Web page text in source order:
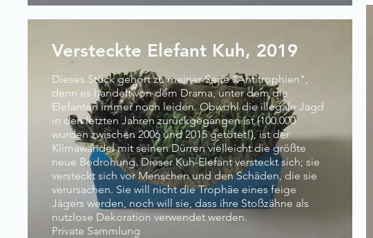
Versteckte Elefant Kuh, 2019
Dieses Stück gehört zu meiner Serie "Antitrophien",
denn es handelt von dem Drama, unter dem die
Elefanten immer noch leiden. Obwohl die illegale Jagd
in den letzten Jahren zurückgegangen ist (100.000
wurden zwischen 2006 und 2015 getötet!), ist der
Klimawandel mit seinen Dürren vielleicht die größte
neue Bedrohung. Dieser Kuh-Elefant versteckt sich; sie
versteckt sich vor Menschen und den Schäden, die sie
verursachen. Sie will nicht die Trophäe eines feige
Jägers werden, noch will sie, dass ihre Stoßzähne als
nutzlose Dekoration verwendet werden.
Private Sammlung